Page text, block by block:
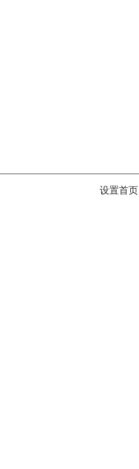
设置首页